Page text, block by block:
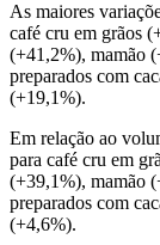
As maiores
café cru em grãos
(+41,2%), mamão
preparados com
(+19,1%).
Em relação ao
para café cru em
(+39,1%), mamão
preparados com
(+4,6%).